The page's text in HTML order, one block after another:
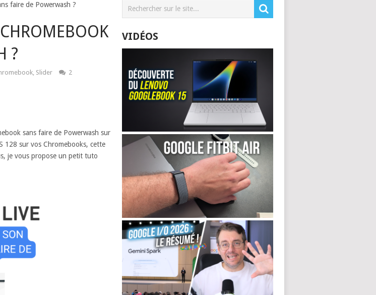
faire de Powerwash ?
?
, Slider
2
sans faire de Powerwash sur
128 sur vos Chromebooks, cette
je vous propose un petit tuto
VIDÉOS